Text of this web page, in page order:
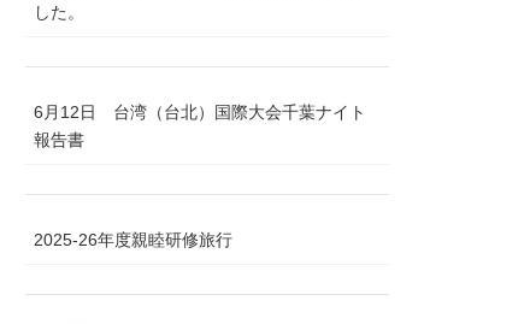
した。
6月12日 台湾（台北）国際大会千葉ナイト
報告書
2025-26年度親睦研修旅行